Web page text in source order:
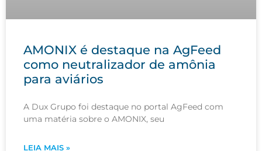
AMONIX é destaque na AgFeed
como neutralizador de amônia
para aviários
A Dux Grupo foi destaque no portal AgFeed com
uma matéria sobre o AMONIX, seu
LEIA MAIS »